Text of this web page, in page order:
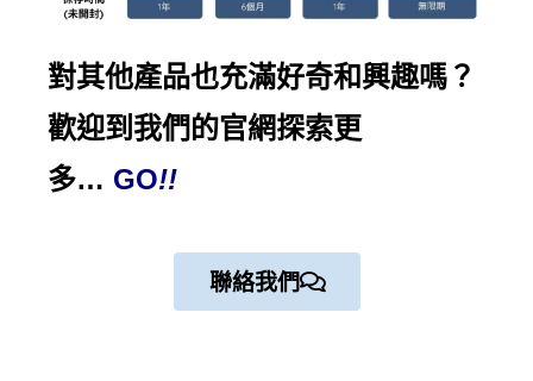
對其他產品也充滿好奇和興趣嗎？
歡迎到我們的官網探索更
多… GO!!
聯絡我們